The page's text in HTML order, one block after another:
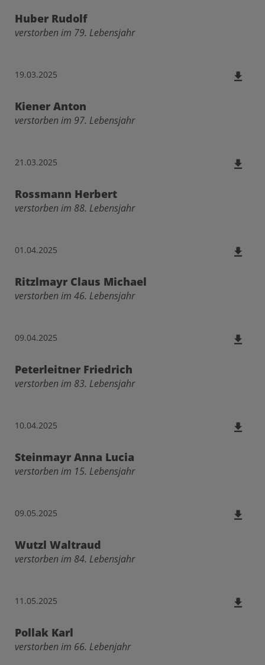
Huber Rudolf
verstorben im 79. Lebensjahr
19.03.2025
Kiener Anton
verstorben im 97. Lebensjahr
21.03.2025
Rossmann Herbert
verstorben im 88. Lebensjahr
01.04.2025
Ritzlmayr Claus Michael
verstorben im 46. Lebensjahr
09.04.2025
Peterleitner Friedrich
verstorben im 83. Lebensjahr
10.04.2025
Steinmayr Anna Lucia
verstorben im 15. Lebensjahr
09.05.2025
Wutzl Waltraud
verstorben im 84. Lebensjahr
11.05.2025
Pollak Karl
verstorben im 66. Lebenjahr